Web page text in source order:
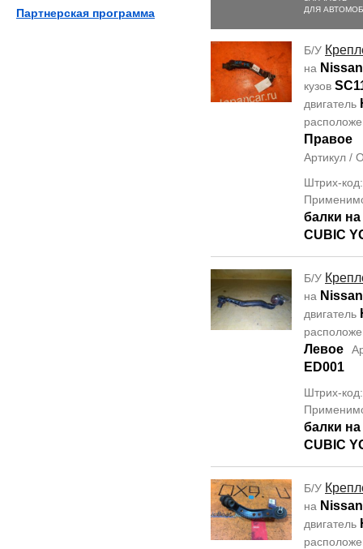
ДЛЯ
Б/У
на
кузов
двигатель
Правое
Артикул /
Штрих-
балки
CUBIC
Б/У
на
двигатель
Левое
ED001
Штрих-
балки
CUBIC
Б/У
на
двигатель
Партнерская программа